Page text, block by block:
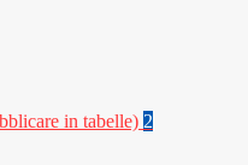
in tabelle) 2